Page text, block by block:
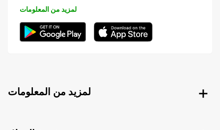
لمزيد من المعلومات
لمزيد من المعلومات